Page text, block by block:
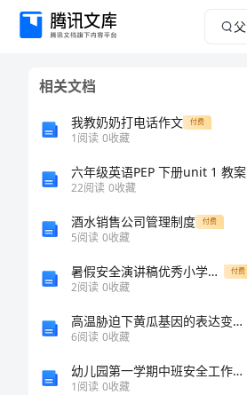
父
相关文档
我教奶奶打电话作文 付费
1阅读 0收藏
六年级英语PEP 下册unit 1 教案
22阅读 0收藏
酒水销售公司管理制度 付费
5阅读 0收藏
暑假安全演讲稿优秀小学生6篇（让你的孩子学习如何保护自己） 付费
2阅读 0收藏
高温胁迫下黄瓜基因的表达变化的开题报告
6阅读 0收藏
幼儿园第一学期中班安全工作总结
1阅读 0收藏